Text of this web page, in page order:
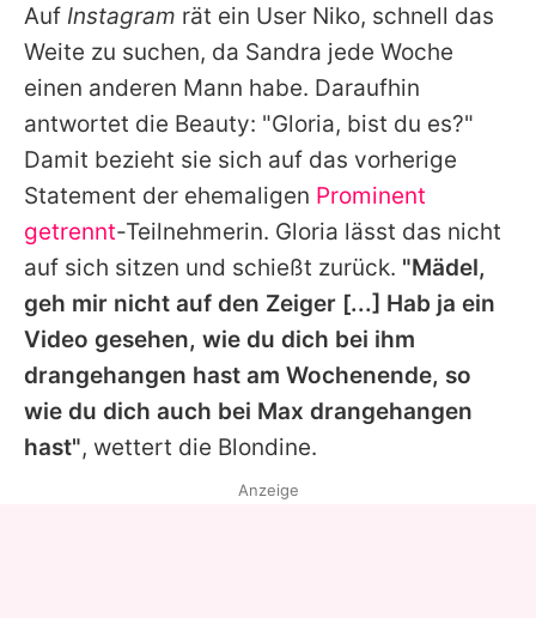
Auf Instagram rät ein User Niko, schnell das
Weite zu suchen, da Sandra jede Woche
einen anderen Mann habe. Daraufhin
antwortet die Beauty: "Gloria, bist du es?"
Damit bezieht sie sich auf das vorherige
Statement der ehemaligen Prominent
getrennt-Teilnehmerin. Gloria lässt das nicht
auf sich sitzen und schießt zurück. "Mädel,
geh mir nicht auf den Zeiger [...] Hab ja ein
Video gesehen, wie du dich bei ihm
drangehangen hast am Wochenende, so
wie du dich auch bei Max drangehangen
hast", wettert die Blondine.
Anzeige